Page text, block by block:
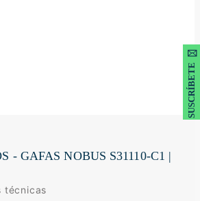
SUSCRÍBETE 🖂
- GAFAS NOBUS S31110-C1 |